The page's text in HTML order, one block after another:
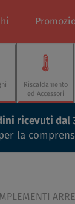
Riscaldamento
ed Accessori
ricevuti dal
la